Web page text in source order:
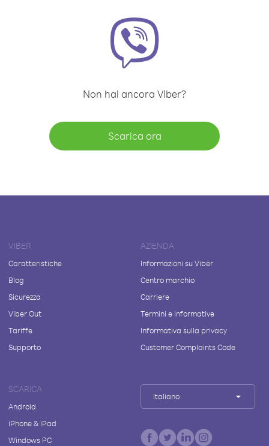
Non hai ancora Viber?
Scarica ora
VIBER
Caratteristiche
Blog
Sicurezza
Viber Out
Tariffe
Supporto
AZIENDA
Informazioni su Viber
Centro marchio
Carriere
Termini e informative
Informativa sulla privacy
Customer Complaints Code
SCARICA
Android
iPhone & iPad
Windows PC
Italiano